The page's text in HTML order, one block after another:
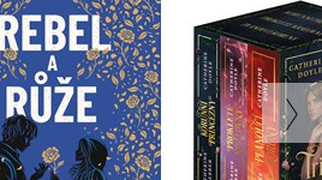
Rebel a růže
Catherine Doyle
Korunní
box
,
Katherine